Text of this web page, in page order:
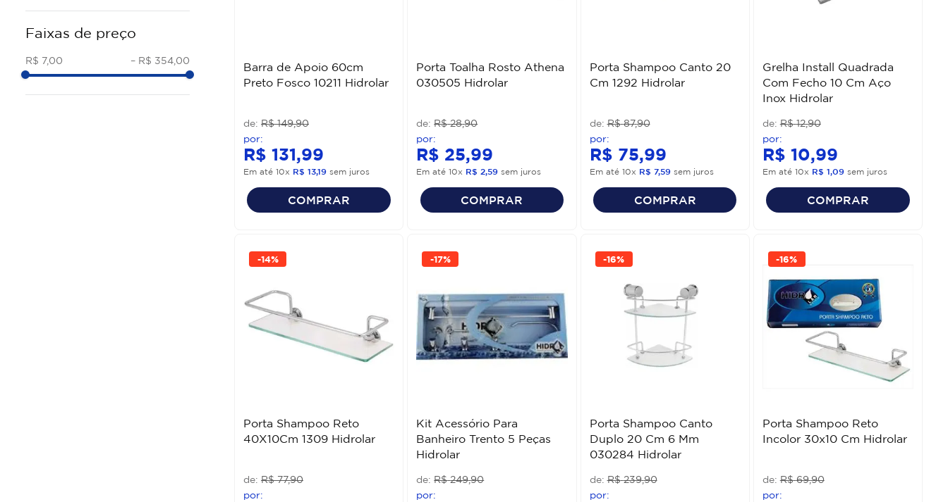
ACESSORIOS INSTALACAO
REGISTROS
BARRA DE APOIO METAL
TORNEIRAS METAL
REPAROS
REGISTRO DE PRESSAO
Faixas de preço
R$ 7,00 – R$ 354,00
Barra de Apoio 60cm
Preto Fosco 10211 Hidrolar
R$ 149,90
R$ 131,99
Em até 10x R$ 13,19 sem juros
COMPRAR
Porta Toalha Rosto Athena
030505 Hidrolar
R$ 28,90
R$ 25,99
Em até10x R$ 2,59 sem juros
COMPRAR
Porta Shampoo Canto 20
Cm 1292 Hidrolar
R$ 87,90
R$ 75,99
Em até 10x R$ 7,59sem juros
COMPRAR
Grelha Install Quadrada
Com Fecho 10 Cm Aço
Inox Hidrolar
R$ 12,90
R$ 10,99
Em até 10x R$ 1,09sem juros
COMPRAR
-14%
Porta Shampoo Reto
40X10Cm 1309 Hidrolar
R$ 77,90
-17%
Kit Acessório Para
Banheiro Trento 5 Peças
Hidrolar
R$ 249,90
-16%
Porta Shampoo Canto
Duplo 20 Cm 6 Mm
030284 Hidrolar
R$ 239,90
-16%
Porta Shampoo Reto
Incolor 30x10 Cm Hidrolar
R$ 69,90